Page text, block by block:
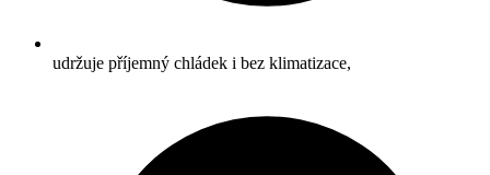
udržuje příjemný chládek i bez klimatizace,